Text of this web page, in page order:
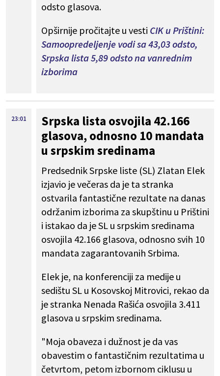
odsto glasova.
Opširnije pročitajte u vesti CIK u Prištini:
Samoopredeljenje vodi sa 43,03 odsto,
Srpska lista 5,89 odsto na vanrednim
izborima
23:01
Srpska lista osvojila 42.166
glasova, odnosno 10 mandata
u srpskim sredinama
Predsednik Srpske liste (SL) Zlatan Elek
izjavio je večeras da je ta stranka
ostvarila fantastične rezultate na danas
održanim izborima za skupštinu u Prištini
i istakao da je SL u srpskim sredinama
osvojila 42.166 glasova, odnosno svih 10
mandata zagarantovanih Srbima.
Elek je, na konferenciji za medije u
sedištu SL u Kosovskoj Mitrovici, rekao da
je stranka Nenada Rašića osvojila 3.411
glasova u srpskim sredinama.
"Moja obaveza i dužnost je da vas
obavestim o fantastičnim rezultatima u
četvrtom, petom izbornom ciklusu u